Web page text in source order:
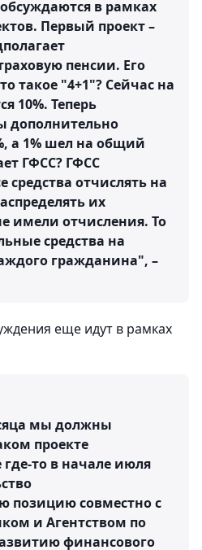
в рамках
Первый проект –
пенсии. Его
такое "4+1"? Сейчас на
10%. Теперь
дополнительно
а 1% шел на общий
ГФСС? ГФСС
средства отчислять на
их
имели отчисления. То
средства на
гражданина", –
еще идут в рамках
мы должны
проекте
то в начале июля
позицию совместно с
и Агентством по
финансового